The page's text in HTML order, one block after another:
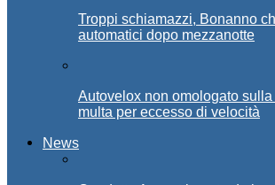
Troppi schiamazzi, Bonanno
automatici dopo mezzanotte
Autovelox non omologato
multa per eccesso di velocità
News